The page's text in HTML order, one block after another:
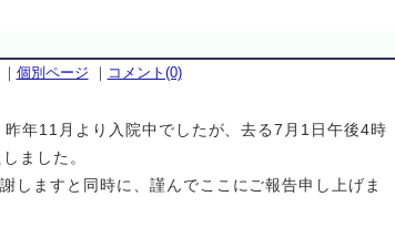
個別ページ ｜ コメント(0)
年11月より入院中でしたが、去る7月1日午後4時
ました。
しますと同時に、謹んでここにご報告申し上げま